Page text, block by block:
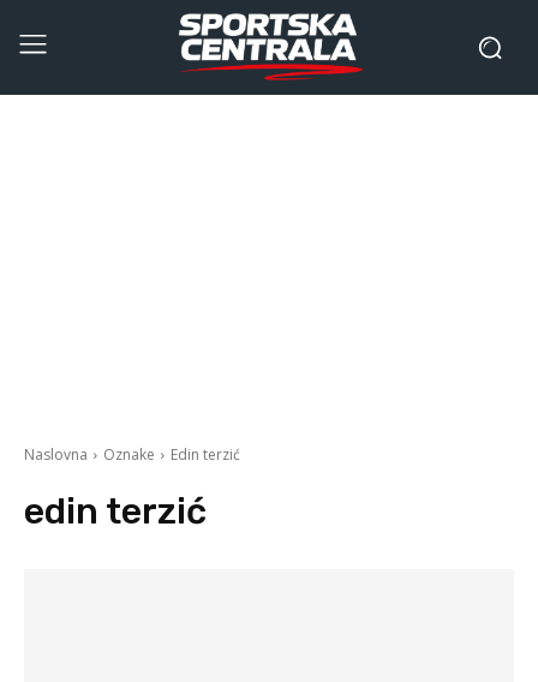
Naslovna Oznake Edin terzić
edin terzić